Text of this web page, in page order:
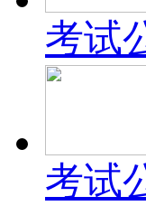
考试
考试